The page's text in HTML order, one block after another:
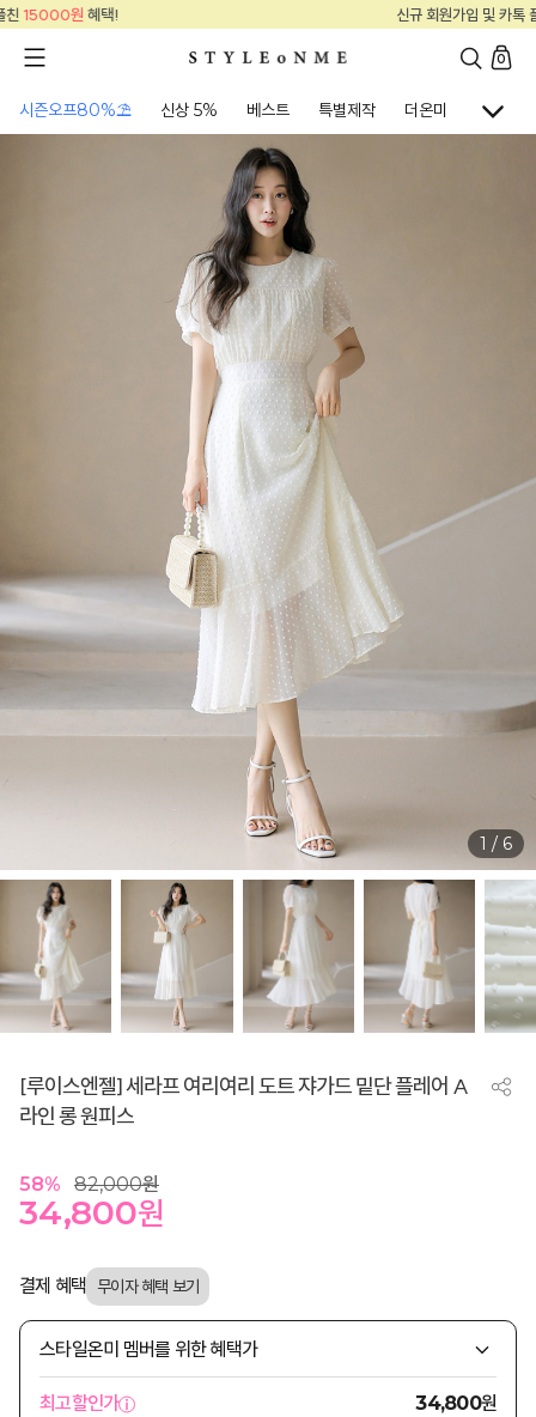
신규 회원가입 및 카톡 플친
0
시즌오프80%⛱ 신상 5% 베스트 특별제작 더온미 골프웨어
1 / 6
[루이스엔젤] 세라프 여리여리 도트 쟈가드 밑단 플레어 A
라인 롱 원피스
58% 82,000원
34,800원
결제 혜택
스타일온미 멤버를 위한 혜택가
최고할인가 34,800원